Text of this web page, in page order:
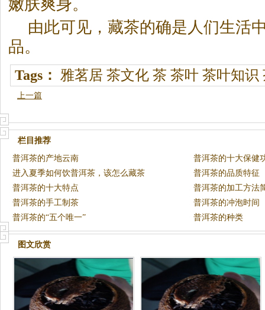
嫩肤爽身。
由此可见，藏茶的确是人们生活
品。
Tags： 雅茗居 茶文化 茶 茶叶 茶叶知识
上一篇
栏目推荐
普洱茶的产地云南
普洱茶的十大保健
进入夏季如何饮普洱茶，该怎么藏茶
普洱茶的品质特征
普洱茶的十大特点
普洱茶的加工方法
普洱茶的手工制茶
普洱茶的冲泡时间
普洱茶的“五个唯一”
普洱茶的种类
图文欣赏